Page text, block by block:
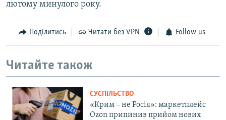
лютому минулого року.
Поділитись Читати без VPN Follow us
Читайте також
СУСПІЛЬСТВО
«Крим – не Росія»: маркетплейс
Ozon припинив прийом нових